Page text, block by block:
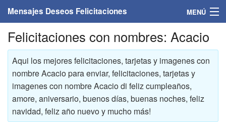
Mensajes Deseos Felicitaciones MENÚ
Home
Mensajes
Felicitaciones
Felicitaciones con nombres
Felicitaciones con nombres: Acacio
Aqui los mejores felicitaciones, tarjetas y imagenes con
nombre Acacio para enviar, felicitaciones, tarjetas y
imagenes con nombre Acacio di feliz cumpleaños,
amore, aniversario, buenos días, buenas noches, feliz
navidad, feliz año nuevo y mucho más!